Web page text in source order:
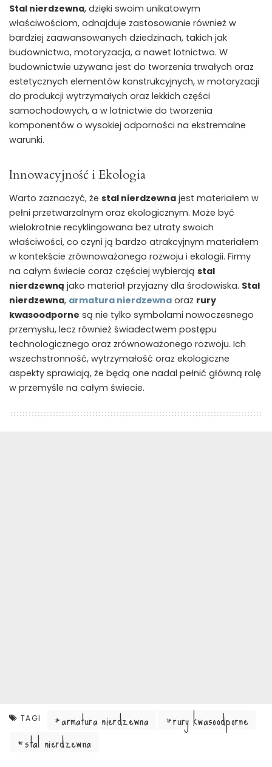
Stal nierdzewna, dzięki swoim unikatowym
właściwościom, odnajduje zastosowanie również w
bardziej zaawansowanych dziedzinach, takich jak
budownictwo, motoryzacja, a nawet lotnictwo. W
budownictwie używana jest do tworzenia trwałych oraz
estetycznych elementów konstrukcyjnych, w motoryzacji
do produkcji wytrzymałych oraz lekkich części
samochodowych, a w lotnictwie do tworzenia
komponentów o wysokiej odporności na ekstremalne
warunki.
Innowacyjność i Ekologia
Warto zaznaczyć, że stal nierdzewna jest materiałem w
pełni przetwarzalnym oraz ekologicznym. Może być
wielokrotnie recyklingowana bez utraty swoich
właściwości, co czyni ją bardzo atrakcyjnym materiałem
w kontekście zrównoważonego rozwoju i ekologii. Firmy
na całym świecie coraz częściej wybierają stal
nierdzewną jako materiał przyjazny dla środowiska. Stal
nierdzewna, armatura nierdzewna oraz rury
kwasoodporne są nie tylko symbolami nowoczesnego
przemysłu, lecz również świadectwem postępu
technologicznego oraz zrównoważonego rozwoju. Ich
wszechstronność, wytrzymałość oraz ekologiczne
aspekty sprawiają, że będą one nadal pełnić główną rolę
w przemyśle na całym świecie.
TAGI armatura nierdzewna
rury kwasoodporne
stal nierdzewna